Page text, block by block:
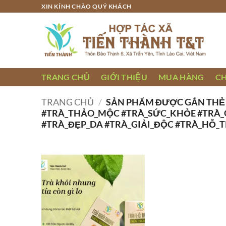
XIN KÍNH CHÀO QUÝ KHÁCH
TRANG CHỦ GIỚI THIỆU MUA HÀNG
TRANG CHỦ / SẢN PHẨM ĐƯỢC GẮN
#TRÀ_THẢO_MỘC #TRÀ_SỨC_KHỎE
#TRÀ_ĐẸP_DA #TRÀ_GIẢI_ĐỘC